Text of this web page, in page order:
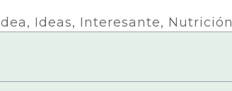
, Ideas, Interesante, Nutrición